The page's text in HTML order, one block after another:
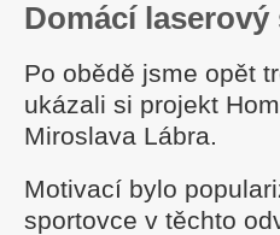
Domácí
Po obědě jsme opět
ukázali si projekt
Miroslava Lábra.
Motivací bylo
sportovce v těchto